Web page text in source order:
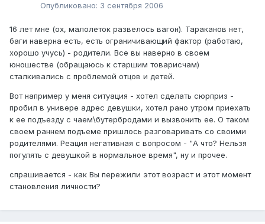
Опубликовано: 3 сентября 2006
16 лет мне (ох, малолеток развелось вагон). Тараканов нет,
баги наверна есть, есть ограничивающий фактор (работаю,
хорошо учусь) - родители. Все вы наверно в своем
юношестве (обращаюсь к старшим товарисчам)
сталкивались с проблемой отцов и детей.
Вот например у меня ситуация - хотел сделать сюрприз -
пробил в универе адрес девушки, хотел рано утром приехать
к ее подъезду с чаем\бутербродами и вызвонить ее. О таком
своем раннем подъеме пришлось разговаривать со своими
родителями. Реация негативная с вопросом - "А что? Нельзя
погулять с девушкой в нормальное время", ну и прочее.
спрашивается - как Вы пережили этот возраст и этот момент
становления личности?